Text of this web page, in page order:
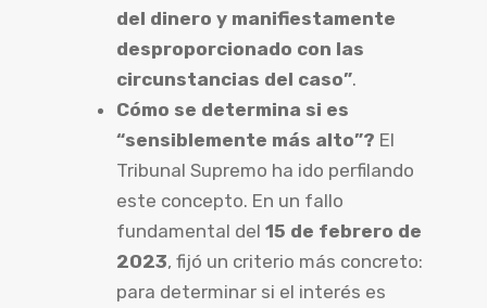
del dinero y manifiestamente
desproporcionado con las
circunstancias del caso”.
Cómo se determina si es
“sensiblemente más alto”? El
Tribunal Supremo ha ido perfilando
este concepto. En un fallo
fundamental del 15 de febrero de
2023, fijó un criterio más concreto:
para determinar si el interés es